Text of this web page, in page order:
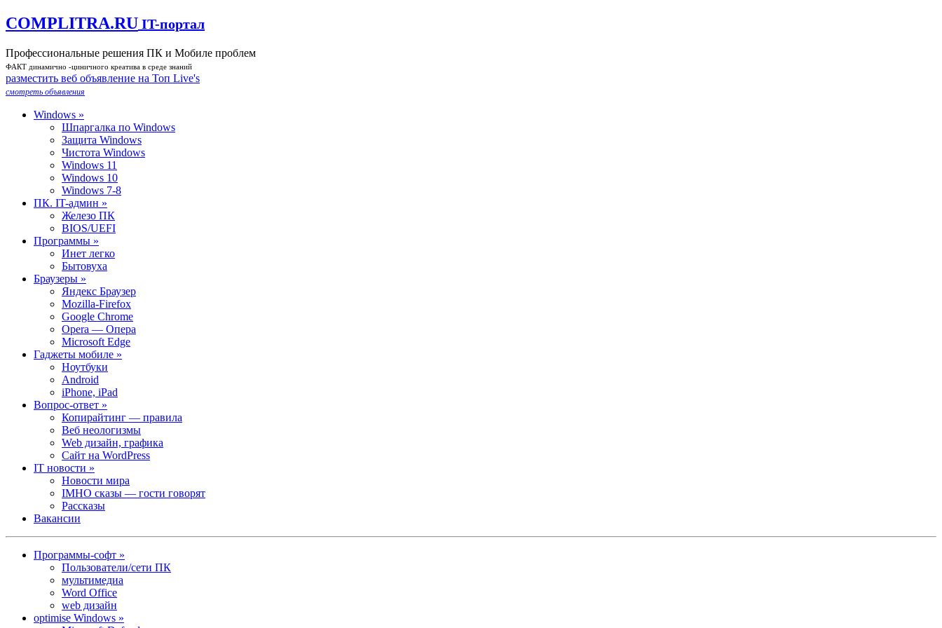
COMPLITRA.RU IT-портал
Профессиональные решения ПК и Мобиле проблем
ФАКТ динамично -циничного креатива в среде знаний
разместить веб объявление на Toп Live's
смотреть объявления
Windows »
Шпаргалка по Windows
Защита Windows
Чистота Windows
Windows 11
Windows 10
Windows 7-8
ПК. IT-админ »
Железо ПК
BIOS/UEFI
Программы »
Инет легко
Бытовуха
Браузеры »
Яндекс Браузер
Mozilla-Firefox
Google Chrome
Opera — Опера
Microsoft Edge
Гаджеты мобиле »
Ноутбуки
Android
iPhone, iPad
Вопрос-ответ »
Копирайтинг — правила
Веб неологизмы
Web дизайн, графика
Сайт на WordPress
IT новости »
Новости мира
IMHO сказы — гости говорят
Рассказы
Вакансии
Программы-софт »
Пользователи/сети ПК
мультимедиа
Word Office
web дизайн
optimise Windows »